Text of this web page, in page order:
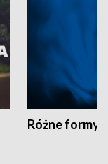
Różne formy